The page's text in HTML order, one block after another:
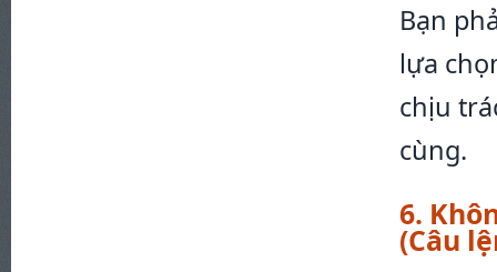
Bạn
lựa
chịu
cùng.
6.
(Câu